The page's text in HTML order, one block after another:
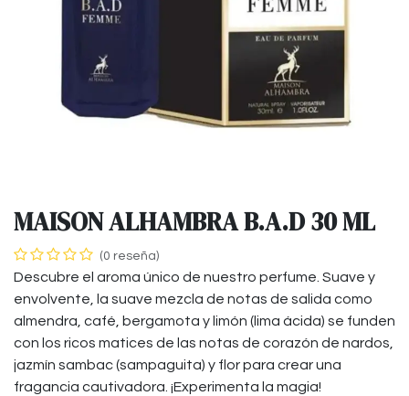
MAISON ALHAMBRA B.A.D 30 ML
(0 reseña)
Descubre el aroma único de nuestro perfume. Suave y
envolvente, la suave mezcla de notas de salida como
almendra, café, bergamota y limón (lima ácida) se funden
con los ricos matices de las notas de corazón de nardos,
jazmín sambac (sampaguita) y flor para crear una
fragancia cautivadora. ¡Experimenta la magia!